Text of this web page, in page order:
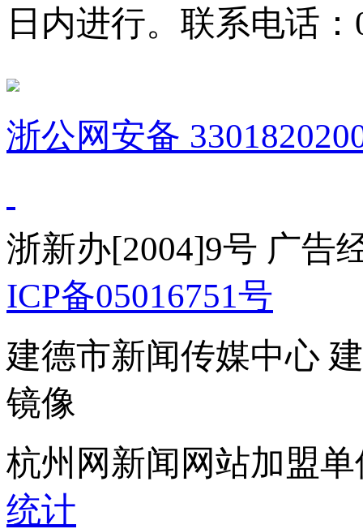
日内进行。联系电话：
浙公网安备
浙新办[2004]9号 广告
ICP备05016751号
建德市新闻传媒中心
镜像
杭州网新闻网站加盟
统计